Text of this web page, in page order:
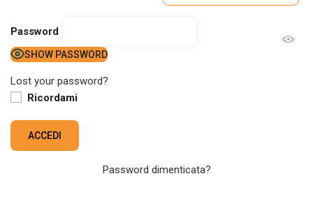
Password
SHOW PASSWORD
Lost your password?
Ricordami
Password dimenticata?